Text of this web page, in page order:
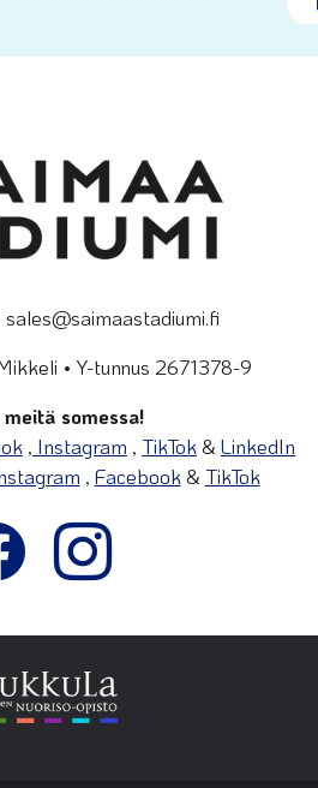
• Y-tunnus 2671378-9
somessa!
, Instagram , TikTok & LinkedIn
, Facebook & TikTok